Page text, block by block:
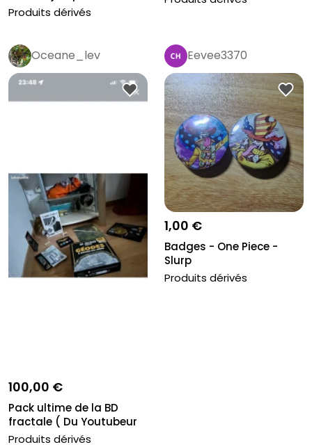
Produits dérivés
Oceane_lev
100,00 €
Pack ultime de la BD
fractale ( Du Youtubeur
Dr No...
Produits dérivés
Eevee3370
1,00 €
Badges - One Piece -
Slurp
Produits dérivés